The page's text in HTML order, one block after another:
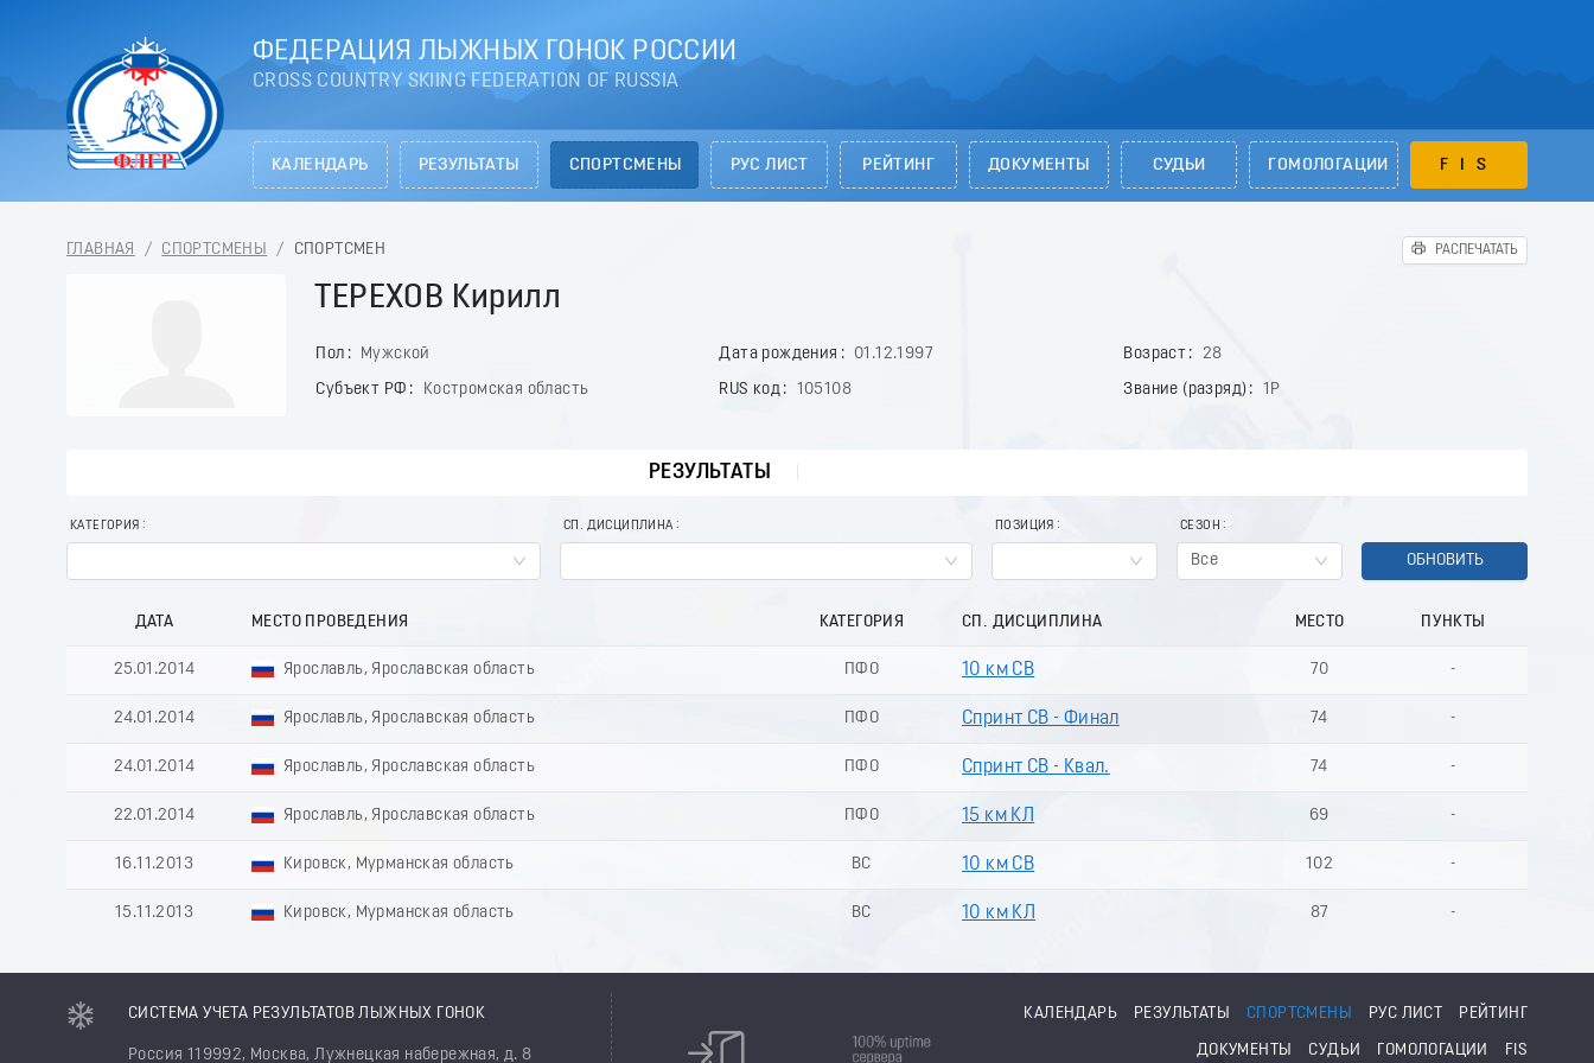
ФЕДЕРАЦИЯ ЛЫЖНЫХ ГОНОК РОССИИ
CROSS COUNTRY SKIING FEDERATION OF RUSSIA
КАЛЕНДАРЬ РЕЗУЛЬТАТЫ СПОРТСМЕНЫ РУС ЛИСТ РЕЙТИНГ ДОКУМЕНТЫ СУДЬИ ГОМОЛОГАЦИИ FIS
ГЛАВНАЯ / СПОРТСМЕНЫ / СПОРТСМЕН РАСПЕЧАТАТЬ
ТЕРЕХОВ Кирилл
Пол Мужской Дата рождения 01.12.1997 Возраст
28
Субъект РФ
Костромская область RUS код 105108 Звание (разряд) 1Р
РЕЗУЛЬТАТЫ
КАТЕГОРИЯ СП. ДИСЦИПЛИНА ПОЗИЦИЯ СЕЗОН
Все ОБНОВИТЬ
ДАТА МЕСТО ПРОВЕДЕНИЯ КАТЕГОРИЯ СП. ДИСЦИПЛИНА МЕСТО ПУНКТЫ
25.01.2014 Ярославль, Ярославская область ПФО 10 км СВ 70 -
24.01.2014 Ярославль, Ярославская область ПФО Спринт СВ - Финал 74 -
24.01.2014 Ярославль, Ярославская область ПФО Спринт СВ - Квал. 74 -
22.01.2014 Ярославль, Ярославская область ПФО 15 км КЛ 69 -
16.11.2013 Кировск, Мурманская область ВС 10 км СВ 102 -
15.11.2013 Кировск, Мурманская область ВС 10 км КЛ 87 -
СИСТЕМА УЧЕТА РЕЗУЛЬТАТОВ ЛЫЖНЫХ ГОНОК
Россия 119992, Москва, Лужнецкая набережная, д. 8
КАЛЕНДАРЬ РЕЗУЛЬТАТЫ СПОРТСМЕНЫ РУС ЛИСТ РЕЙТИНГ
ДОКУМЕНТЫ СУДЬИ ГОМОЛОГАЦИИ FIS